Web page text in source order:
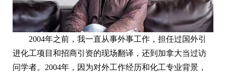
2004年之前，我一直从事外事工作，担任过国外引
进化工项目和招商引资的现场翻译，还到加拿大当过访
问学者。2004年，因为对外工作经历和化工专业背景，